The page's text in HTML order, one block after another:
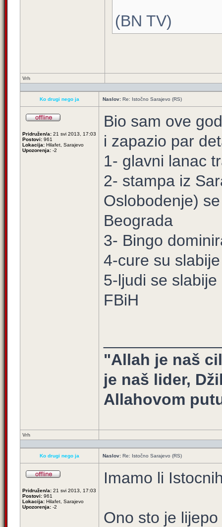
(BN TV)
Vrh
Ko drugi nego ja Naslov: Re: Istočno Sarajevo (RS)
Pridružen/a: 21 svi 2013, 17:03
Postovi: 961
Lokacija: Hilafet, Sarajevo
Upozorenja: -2
Bio sam ove
i zapazio par
1- glavni lanac
2- stampa iz
Oslobodenje)
Beograda
3- Bingo
4-cure su
5-ljudi se
FBiH
"Allah je naš
je naš lider,
Allahovom
Vrh
Ko drugi nego ja Naslov: Re: Istočno Sarajevo (RS)
Pridružen/a: 21 svi 2013, 17:03
Postovi: 961
Lokacija: Hilafet, Sarajevo
Upozorenja: -2
Imamo li
Ono sto je